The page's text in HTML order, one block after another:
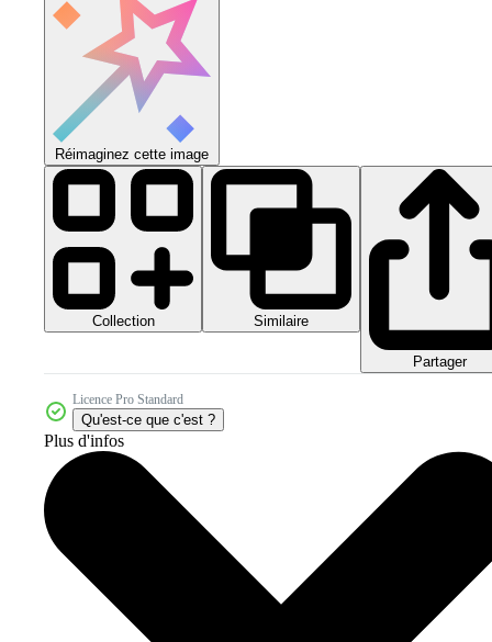
Réimaginez cette image
Collection Similaire
Partager
Licence Pro Standard
Qu'est-ce que c'est ?
Plus d'infos